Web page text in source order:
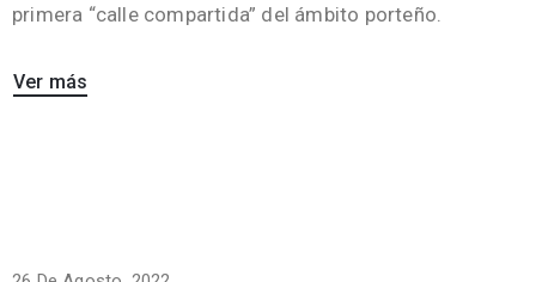
primera “calle compartida” del ámbito porteño.
Ver más